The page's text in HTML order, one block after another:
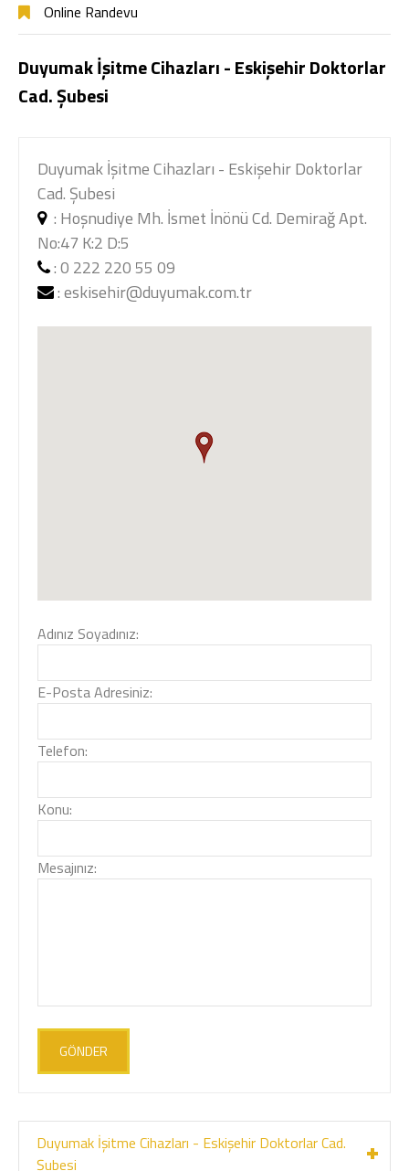
Online Randevu
Duyumak İşitme Cihazları - Eskişehir Doktorlar
Cad. Şubesi
Duyumak İşitme Cihazları - Eskişehir Doktorlar
Cad. Şubesi
: Hoşnudiye Mh. İsmet İnönü Cd. Demirağ Apt.
No:47 K:2 D:5
:0 222 220 55 09
:eskisehir@duyumak.com.tr
Adınız Soyadınız:
E-Posta Adresiniz:
Telefon:
Konu:
Mesajınız:
GÖNDER
Duyumak İşitme Cihazları - Eskişehir Doktorlar Cad.
Şubesi